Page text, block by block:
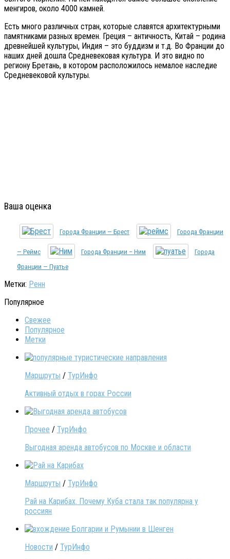
менгиров, около 4000 камней.
Есть много различных стран, которые славятся архитектурными
памятниками разных времен. Греция – античность, Китай – родина
древнейшей культуры, Индия – это буддизм и т.д. Во Франции до
наших дней дошла Средневековая культура. И это видно по
региону Бретань, в котором расположилось немалое наследие
Средневековой культуры.
Ваша оценка
Города Франции — Брест Города Франции
— Реймс Города Франции – Ним
Города
Франции — Пуатье
Метки: Ренн
Популярное
Свежее
Популярное
Метки
Маршруты / ТурИнфо
Активный отдых в горах России
Прочее / ТурИнфо
Выгодная аренда автобусов по Москве и области
Маршруты / ТурИнфо
Рай на Карибах. Почему Куба стала так популярна у
россиян
Новости / ТурИнфо